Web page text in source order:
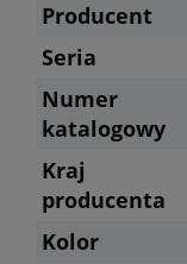
Producent
Seria
Numer
katalogowy
Kraj
producenta
Kolor